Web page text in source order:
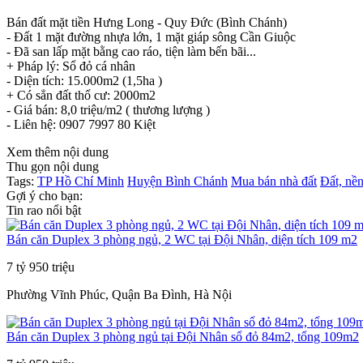
Bán đất mặt tiền Hưng Long - Quy Đức (Bình Chánh)
- Đất 1 mặt đường nhựa lớn, 1 mặt giáp sông Cần Giuộc
- Đã san lấp mặt bằng cao ráo, tiện làm bến bãi...
+ Pháp lý: Sổ đỏ cá nhân
- Diện tích: 15.000m2 (1,5ha )
+ Có sẳn đất thổ cư: 2000m2
- Giá bán: 8,0 triệu/m2 ( thương lượng )
- Liên hệ: 0907 7997 80 Kiệt
Xem thêm nội dung
Thu gọn nội dung
Tags: TP Hồ Chí Minh Huyện Bình Chánh Mua bán nhà đất Đất,
Gợi ý cho bạn:
Tin rao nổi bật
Bán căn Duplex 3 phòng ngủ, 2 WC tại Đội Nhân, diện tích 109 m2
7 tỷ 950 triệu
Phường Vĩnh Phúc, Quận Ba Đình, Hà Nội
Bán căn Duplex 3 phòng ngủ tại Đội Nhân sổ đỏ 84m2, tổng 109m2